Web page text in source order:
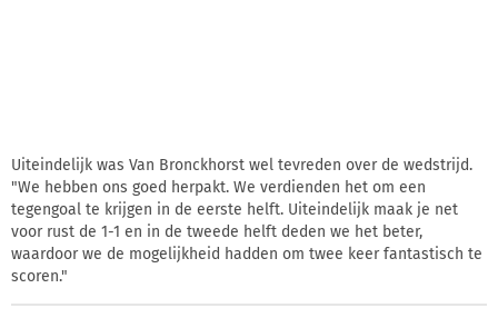
Uiteindelijk was Van Bronckhorst wel tevreden over de wedstrijd.
"We hebben ons goed herpakt. We verdienden het om een
tegengoal te krijgen in de eerste helft. Uiteindelijk maak je net
voor rust de 1-1 en in de tweede helft deden we het beter,
waardoor we de mogelijkheid hadden om twee keer fantastisch te
scoren."